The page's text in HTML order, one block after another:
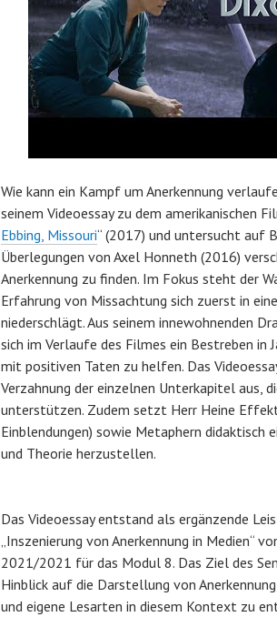
Wie kann ein Kampf um Anerkennung
seinem Videoessay zu dem amerikanischen
Ebbing, Missouri“ (2017) und untersucht auf
Überlegungen von Axel Honneth (2016)
Anerkennung zu finden. Im Fokus steht der
Erfahrung von Missachtung sich zuerst in
niederschlägt. Aus seinem innewohnenden
sich im Verlaufe des Filmes ein Bestreben
mit positiven Taten zu helfen. Das
Verzahnung der einzelnen Unterkapitel aus,
unterstützen. Zudem setzt Herr Heine
Einblendungen) sowie Metaphern didaktisch
und Theorie herzustellen.
Das Videoessay entstand als ergänzende
„Inszenierung von Anerkennung in Medien“
2021/2021 für das Modul 8. Das Ziel des
Hinblick auf die Darstellung von
und eigene Lesarten in diesem Kontext zu